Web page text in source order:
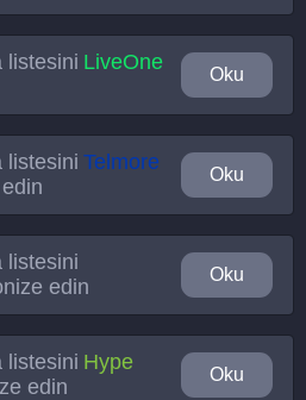
listesini LiveOne
Oku
listesiniTelmore
Oku
listesini
edin
Oku
listesini Hype
edin
Oku